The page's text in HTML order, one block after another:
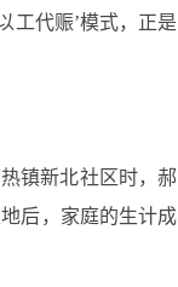
工代赈’模式，正是
镇新北社区时，郝
后，家庭的生计成